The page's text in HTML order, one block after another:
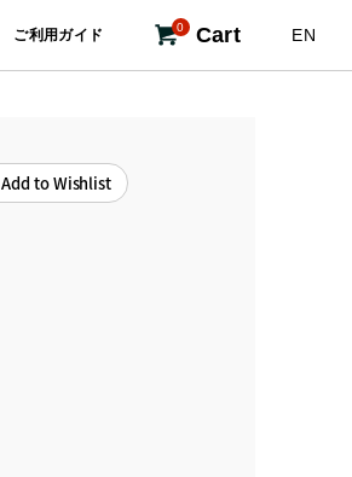
ご利用ガイド 0 Cart EN
Add to Wishlist